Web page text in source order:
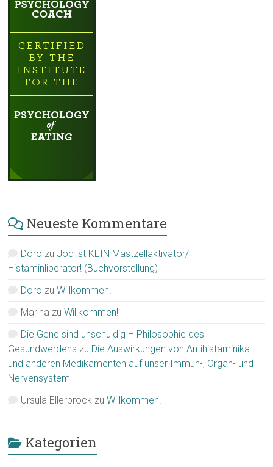
Neueste Kommentare
Doro zu Jod ist KEIN Mastzellaktivator/
Histaminliberator! (Buchvorstellung)
Doro zuWillkommen!
Marina zuWillkommen!
Die Gene sind unschuldig – Philosophie des
Gesundwerdens zu Die Auswirkungen von Antihistaminika
und anderen Medikamenten auf unser Immun-, Organ- und
Nervensystem
Ursula Ellerbrock zuWillkommen!
Kategorien